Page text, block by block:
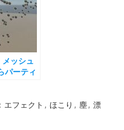
メッシュ
パーティ
エフェクト , ほこり , 塵, 漂